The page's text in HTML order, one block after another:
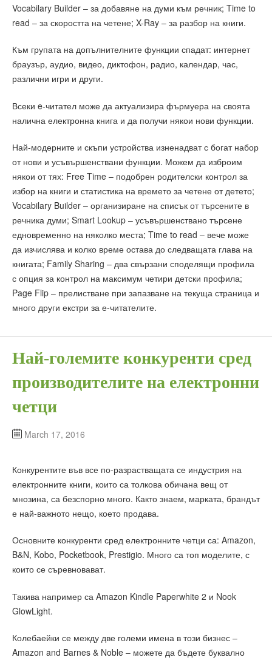
Vocabilary Builder – за добавяне на думи към речник; Time to
read – за скоростта на четене; X-Ray – за разбор на книги.
Към групата на допълнителните функции спадат: интернет
браузър, аудио, видео, диктофон, радио, календар, час,
различни игри и други.
Всеки e-читател може да актуализира фърмуера на своята
налична електронна книга и да получи някои нови функции.
Най-модерните и скъпи устройства изненадват с богат набор
от нови и усъвършенствани функции. Можем да изброим
някои от тях: Free Time – подобрен родителски контрол за
избор на книги и статистика на времето за четене от детето;
Vocabilary Builder – организиране на списък от търсените в
речника думи; Smart Lookup – усъвършенствано търсене
едновременно на няколко места; Time to read – вече може
да изчислява и колко време остава до следващата глава на
книгата; Family Sharing – два свързани споделящи профила
с опция за контрол на максимум четири детски профила;
Page Flip – прелистване при запазване на текуща страница и
много други екстри за е-читателите.
Най-големите конкуренти сред
производителите на електронни
четци
March 17, 2016
Конкурентите във все по-разрастващата се индустрия на
електронните книги, които са толкова обичана вещ от
мнозина, са безспорно много. Както знаем, марката, брандът
е най-важното нещо, което продава.
Основните конкуренти сред електронните четци са: Amazon,
B&N, Kobo, Pocketbook, Prestigio. Много са топ моделите, с
които се съревновават.
Такива например са Amazon Kindle Paperwhite 2 и Nook
GlowLight.
Колебаейки се между две големи имена в този бизнес –
Amazon and Barnes & Noble – можете да бъдете буквално